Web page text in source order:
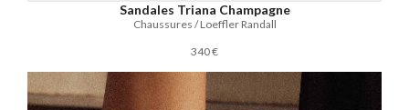
Sandales Triana Champagne
Chaussures / Loeffler Randall
340 €